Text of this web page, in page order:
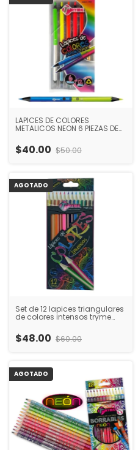
LAPICES DE COLORES
METALICOS NEON 6 PIEZAS DE
$40.00 $50.00
AGOTADO
Set de 12 lapices triangulares
de colores intensos tryme
ideal para dibujo escolar y
proyectos artisticos infantiles
$48.00 $60.00
AGOTADO